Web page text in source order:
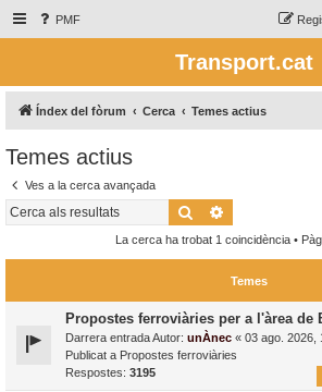
PMF
Transport.cat
Índex del fòrum Cerca Temes actius
Temes actius
Ves a la cerca avançada
Cerca
La cerca ha trobat 1 coincidència •
Temes
Propostes ferroviàries per a l'àrea de
Darrera entrada Autor: unÀnec « 03 ago. 2026,
Publicat a Propostes ferroviàries
Respostes: 3195